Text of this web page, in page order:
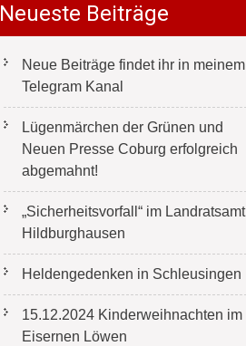
Neueste Beiträge
Neue Beiträge findet ihr in meinem
Telegram Kanal
Lügenmärchen der Grünen und
Neuen Presse Coburg erfolgreich
abgemahnt!
„Sicherheitsvorfall“ im Landratsamt
Hildburghausen
Heldengedenken in Schleusingen
15.12.2024 Kinderweihnachten im
Eisernen Löwen